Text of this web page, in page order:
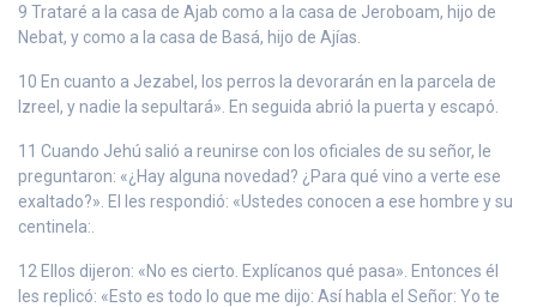
9 Trataré a la casa de Ajab como a la casa de Jeroboam, hijo de
Nebat, y como a la casa de Basá, hijo de Ajías.
10 En cuanto a Jezabel, los perros la devorarán en la parcela de
Izreel, y nadie la sepultará». En seguida abrió la puerta y escapó.
11 Cuando Jehú salió a reunirse con los oficiales de su señor, le
preguntaron: «¿Hay alguna novedad? ¿Para qué vino a verte ese
exaltado?». El les respondió: «Ustedes conocen a ese hombre y su
centinela:.
12 Ellos dijeron: «No es cierto. Explícanos qué pasa». Entonces él
les replicó: «Esto es todo lo que me dijo: Así habla el Señor: Yo te